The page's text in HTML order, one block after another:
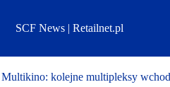
treściSCF News | Retailnet.pl
Multikino: kolejne multipleksy